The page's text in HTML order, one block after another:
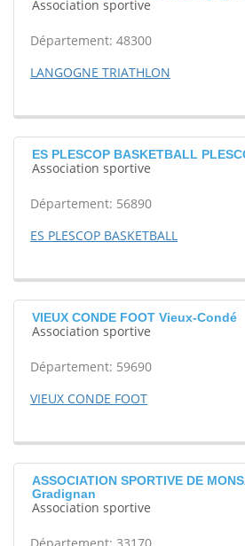
Association sportive
Département: 48300
LANGOGNE TRIATHLON
ES PLESCOP BASKETBALL
Association sportive
Département: 56890
ES PLESCOP BASKETBALL
VIEUX CONDE FOOT Vieux-Condé
Association sportive
Département: 59690
VIEUX CONDE FOOT
ASSOCIATION SPORTIVE DE
Gradignan
Association sportive